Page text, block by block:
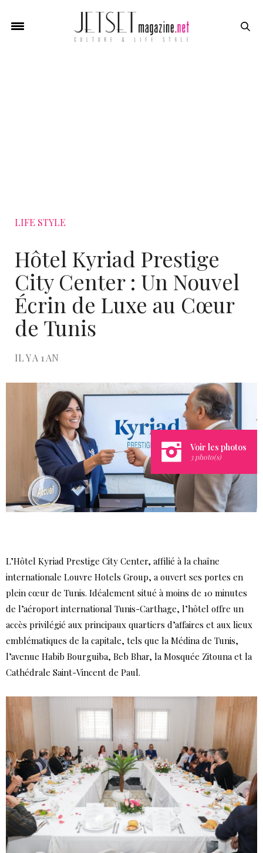
LIFE STYLE
Hôtel Kyriad Prestige
City Center : Un Nouvel
Écrin de Luxe au Cœur
de Tunis
IL Y A 1 AN
Voir les photos
3 photo(s)
L’Hôtel Kyriad Prestige City Center, affilié à la chaîne
internationale Louvre Hotels Group, a ouvert ses portes en
plein cœur de Tunis. Idéalement situé à moins de 10 minutes
de l’aéroport international Tunis-Carthage, l’hôtel offre un
accès privilégié aux principaux quartiers d’affaires et aux lieux
emblématiques de la capitale, tels que la Médina de Tunis,
l’avenue Habib Bourguiba, Beb Bhar, la Mosquée Zitouna et la
Cathédrale Saint-Vincent de Paul.